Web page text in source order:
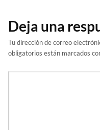
Deja una
Tu dirección de correo
obligatorios están marcados